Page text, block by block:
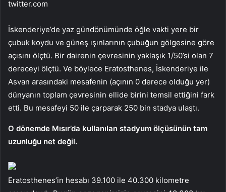
twitter.com
İskenderiye’de yaz gündönümünde öğle vakti yere bir
çubuk koydu ve güneş ışınlarının çubuğun gölgesine göre
açısını ölçtü. Bir dairenin çevresinin yaklaşık 1/50’si olan 7
dereceyi ölçtü. Ve böylece Eratosthenes, İskenderiye ile
Asvan arasındaki mesafenin (açının 0 derece olduğu yer)
dünyanın toplam çevresinin ellide birini temsil ettiğini fark
etti. Bu mesafeyi 50 ile çarparak 250 bin stadya ulaştı.
O dönemde Mısır’da kullanılan stadyum ölçüsünün tam
uzunluğu net değil.
Eratosthenes’in hesabı 39.100 ile 40.300 kilometre